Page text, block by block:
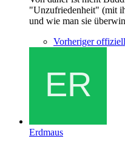
"Unzufriedenheit" (mit
und wie man sie
Vorheriger
Erdmaus